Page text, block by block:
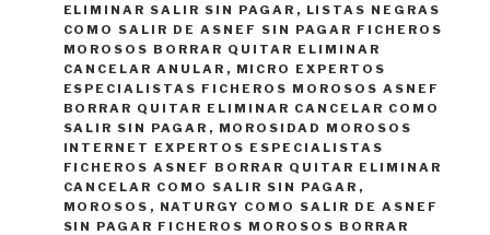
ELIMINAR SALIR SIN PAGAR , LISTAS NEGRAS
COMO SALIR DE ASNEF SIN PAGAR FICHEROS
MOROSOS BORRAR QUITAR ELIMINAR
CANCELAR ANULAR , MICRO EXPERTOS
ESPECIALISTAS FICHEROS MOROSOS ASNEF
BORRAR QUITAR ELIMINAR CANCELAR COMO
SALIR SIN PAGAR , MOROSIDAD MOROSOS
INTERNET EXPERTOS ESPECIALISTAS
FICHEROS ASNEF BORRAR QUITAR ELIMINAR
CANCELAR COMO SALIR SIN PAGAR ,
MOROSOS , NATURGY COMO SALIR DE ASNEF
SIN PAGAR FICHEROS MOROSOS BORRAR